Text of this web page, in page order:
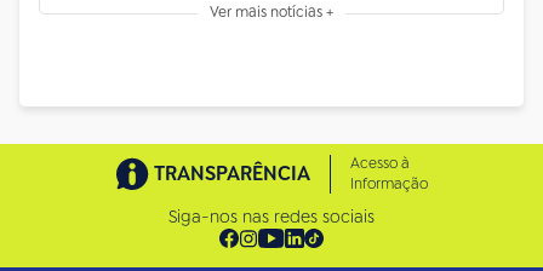
Ver mais notícias +
TRANSPARÊNCIA
Acesso à
Informação
Siga-nos nas redes sociais